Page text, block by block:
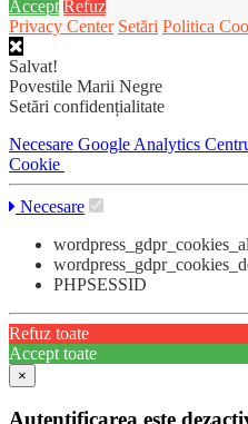
Accept Refuz
Privacy Center Setări Politica
Salvat!
Povestile Marii Negre
Setări confidențialitate
Necesare Google Analytics
Cookie
Necesare
PHPSESSID
Refuz toate
Accept toate
×